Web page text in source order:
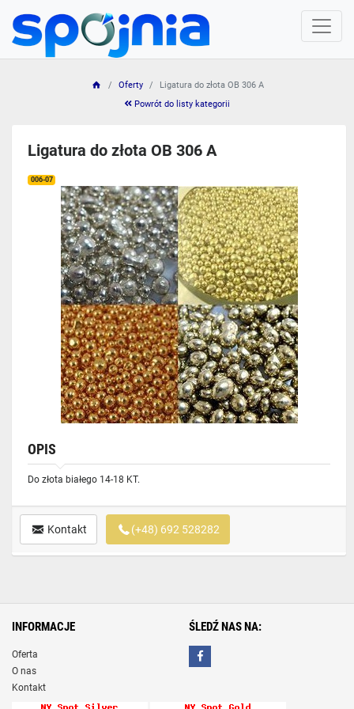
Oferty
Ligatura do złota OB 306 A
Powrót do listy kategorii
Ligatura do złota OB 306 A
006-07
OPIS
Do złota białego 14-18 KT.
Kontakt (+48) 692 528282
INFORMACJE
Oferta
O nas
Kontakt
ŚLEDŹ NAS NA: